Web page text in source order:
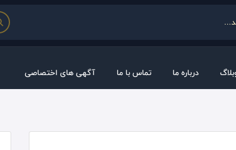
درباره ما تماس با ما آگهی های اختصاصی